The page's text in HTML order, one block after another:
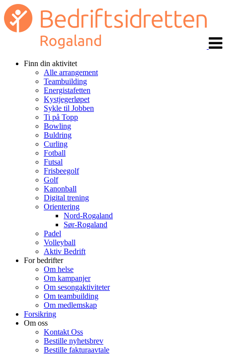
Finn din aktivitet
Alle arrangement
Teambuilding
Energistafetten
Kystjegerløpet
Sykle til Jobben
Ti på Topp
Bowling
Buldring
Curling
Fotball
Futsal
Frisbeegolf
Golf
Kanonball
Digital trening
Orientering
Nord-Rogaland
Sør-Rogaland
Padel
Volleyball
Aktiv Bedrift
For bedrifter
Om helse
Om kampanjer
Om sesongaktiviteter
Om teambuilding
Om medlemskap
Forsikring
Om oss
Kontakt Oss
Bestille nyhetsbrev
Bestille fakturaavtale